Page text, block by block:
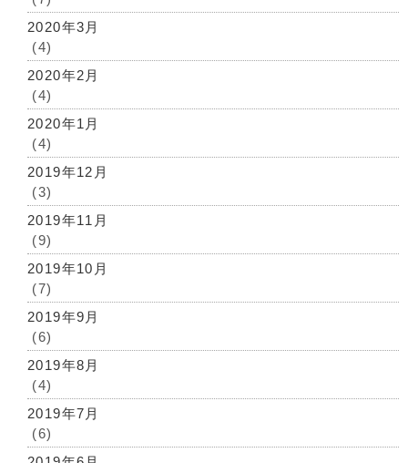
2020年3月
(4)
2020年2月
(4)
2020年1月
(4)
2019年12月
(3)
2019年11月
(9)
2019年10月
(7)
2019年9月
(6)
2019年8月
(4)
2019年7月
(6)